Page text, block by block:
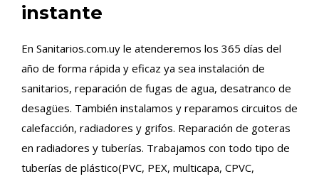
instante
En Sanitarios.com.uy le atenderemos los 365 días del
año de forma rápida y eficaz ya sea instalación de
sanitarios, reparación de fugas de agua, desatranco de
desagües. También instalamos y reparamos circuitos de
calefacción, radiadores y grifos. Reparación de goteras
en radiadores y tuberías. Trabajamos con todo tipo de
tuberías de plástico(PVC, PEX, multicapa, CPVC,